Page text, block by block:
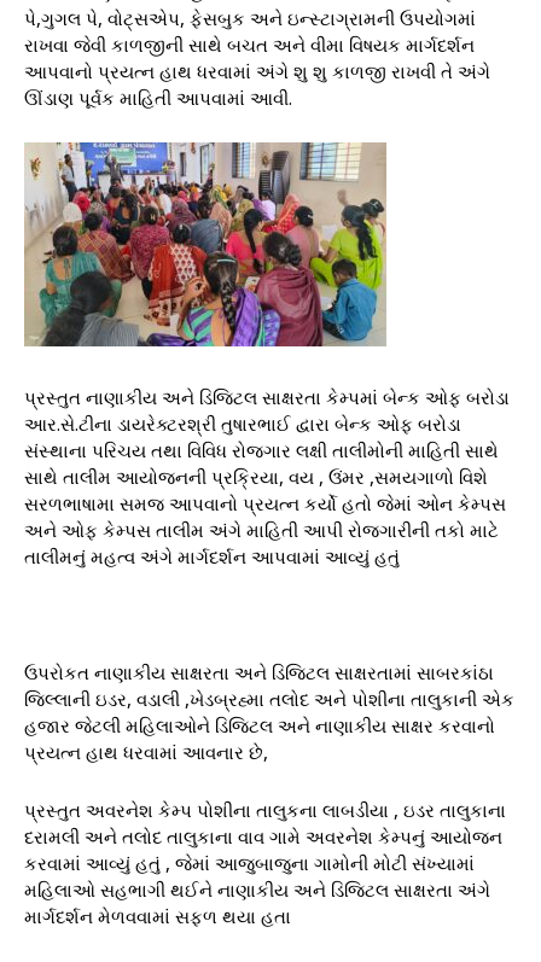
પે,ગુગલ પે, વોટ્સએપ, ફેસબુક અને ઇન્સ્ટાગ્રામની ઉપયોગમાં
રાખવા જેવી કાળજીની સાથે બચત અને વીમા વિષયક માર્ગદર્શન
આપવાનો પ્રયત્ન હાથ ધરવામાં અંગે શુ શુ કાળજી રાખવી તે અંગે
ઊંડાણ પૂર્વક માહિતી આપવામાં આવી.
પ્રસ્તુત નાણાકીય અને ડિજિટલ સાક્ષરતા કેમ્પમાં બેન્ક ઓફ બરોડા
આર.સે.ટીના ડાયરેક્ટરશ્રી તુષારભાઈ દ્વારા બેન્ક ઓફ બરોડા
સંસ્થાના પરિચય તથા વિવિધ રોજગાર લક્ષી તાલીમોની માહિતી સાથે
સાથે તાલીમ આયોજનની પ્રક્રિયા, વય , ઉંમર ,સમયગાળો વિશે
સરળભાષામા સમજ આપવાનો પ્રયત્ન કર્યો હતો જેમાં ઓન કેમ્પસ
અને ઓફ કેમ્પસ તાલીમ અંગે માહિતી આપી રોજગારીની તકો માટે
તાલીમનું મહત્વ અંગે માર્ગદર્શન આપવામાં આવ્યું હતું
ઉપરોકત નાણાકીય સાક્ષરતા અને ડિજિટલ સાક્ષરતામાં સાબરકાંઠા
જિલ્લાની ઇડર, વડાલી ,ખેડબ્રહ્મા તલોદ અને પોશીના તાલુકાની એક
હજાર જેટલી મહિલાઓને ડિજિટલ અને નાણાકીય સાક્ષર કરવાનો
પ્રયત્ન હાથ ધરવામાં આવનાર છે,
પ્રસ્તુત અવરનેશ કેમ્પ પોશીના તાલુકના લાબડીયા , ઇડર તાલુકાના
દરામલી અને તલોદ તાલુકાના વાવ ગામે અવરનેશ કેમ્પનું આયોજન
કરવામાં આવ્યું હતું , જેમાં આજુબાજુના ગામોની મોટી સંખ્યામાં
મહિલાઓ સહભાગી થઈને નાણાકીય અને ડિજિટલ સાક્ષરતા અંગે
માર્ગદર્શન મેળવવામાં સફળ થયા હતા